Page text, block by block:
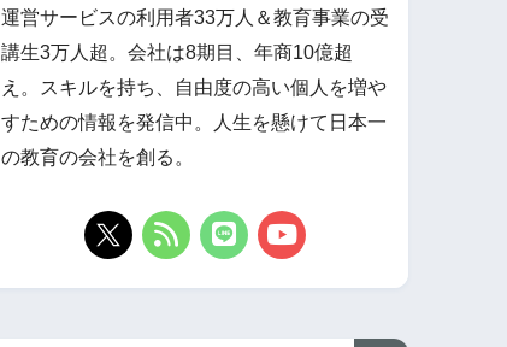
運営サービスの利用者33万人＆教育事業の受
講生3万人超。会社は8期目、年商10億超
え。スキルを持ち、自由度の高い個人を増や
すための情報を発信中。人生を懸けて日本一
の教育の会社を創る。